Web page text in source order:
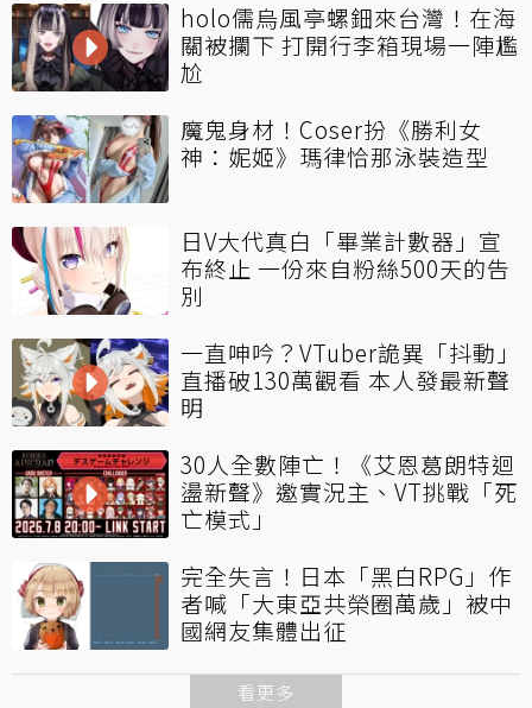
holo儒烏風亭螺鈿來台灣！在海
關被攔下 打開行李箱現場一陣尷
尬
魔鬼身材！Coser扮《勝利女
神：妮姬》瑪律恰那泳裝造型
日V大代真白「畢業計數器」宣
布終止 一份來自粉絲500天的告
別
一直呻吟？VTuber詭異「抖動」
直播破130萬觀看 本人發最新聲
明
30人全數陣亡！《艾恩葛朗特迴
盪新聲》邀實況主、VT挑戰「死
亡模式」
完全失言！日本「黑白RPG」作
者喊「大東亞共榮圈萬歲」被中
國網友集體出征
看更多